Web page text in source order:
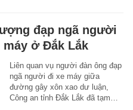
đạp ngã người
máy ở Đắk Lắk
Liên quan vụ người đàn ông đạp
ngã người đi xe máy giữa
đường gây xôn xao dư luận,
Công an tỉnh Đắk Lắk đã tạm…